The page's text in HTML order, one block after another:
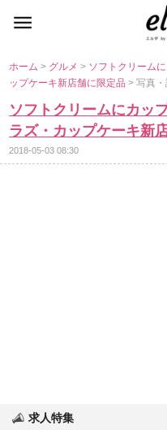
ホーム> グルメ> ソフトクリーム
ップケーキ新店舗に限定品> 写真・
ソフトクリームにカッ
ラズ・カップケーキ新
2018-05-03 08:30
求人特集